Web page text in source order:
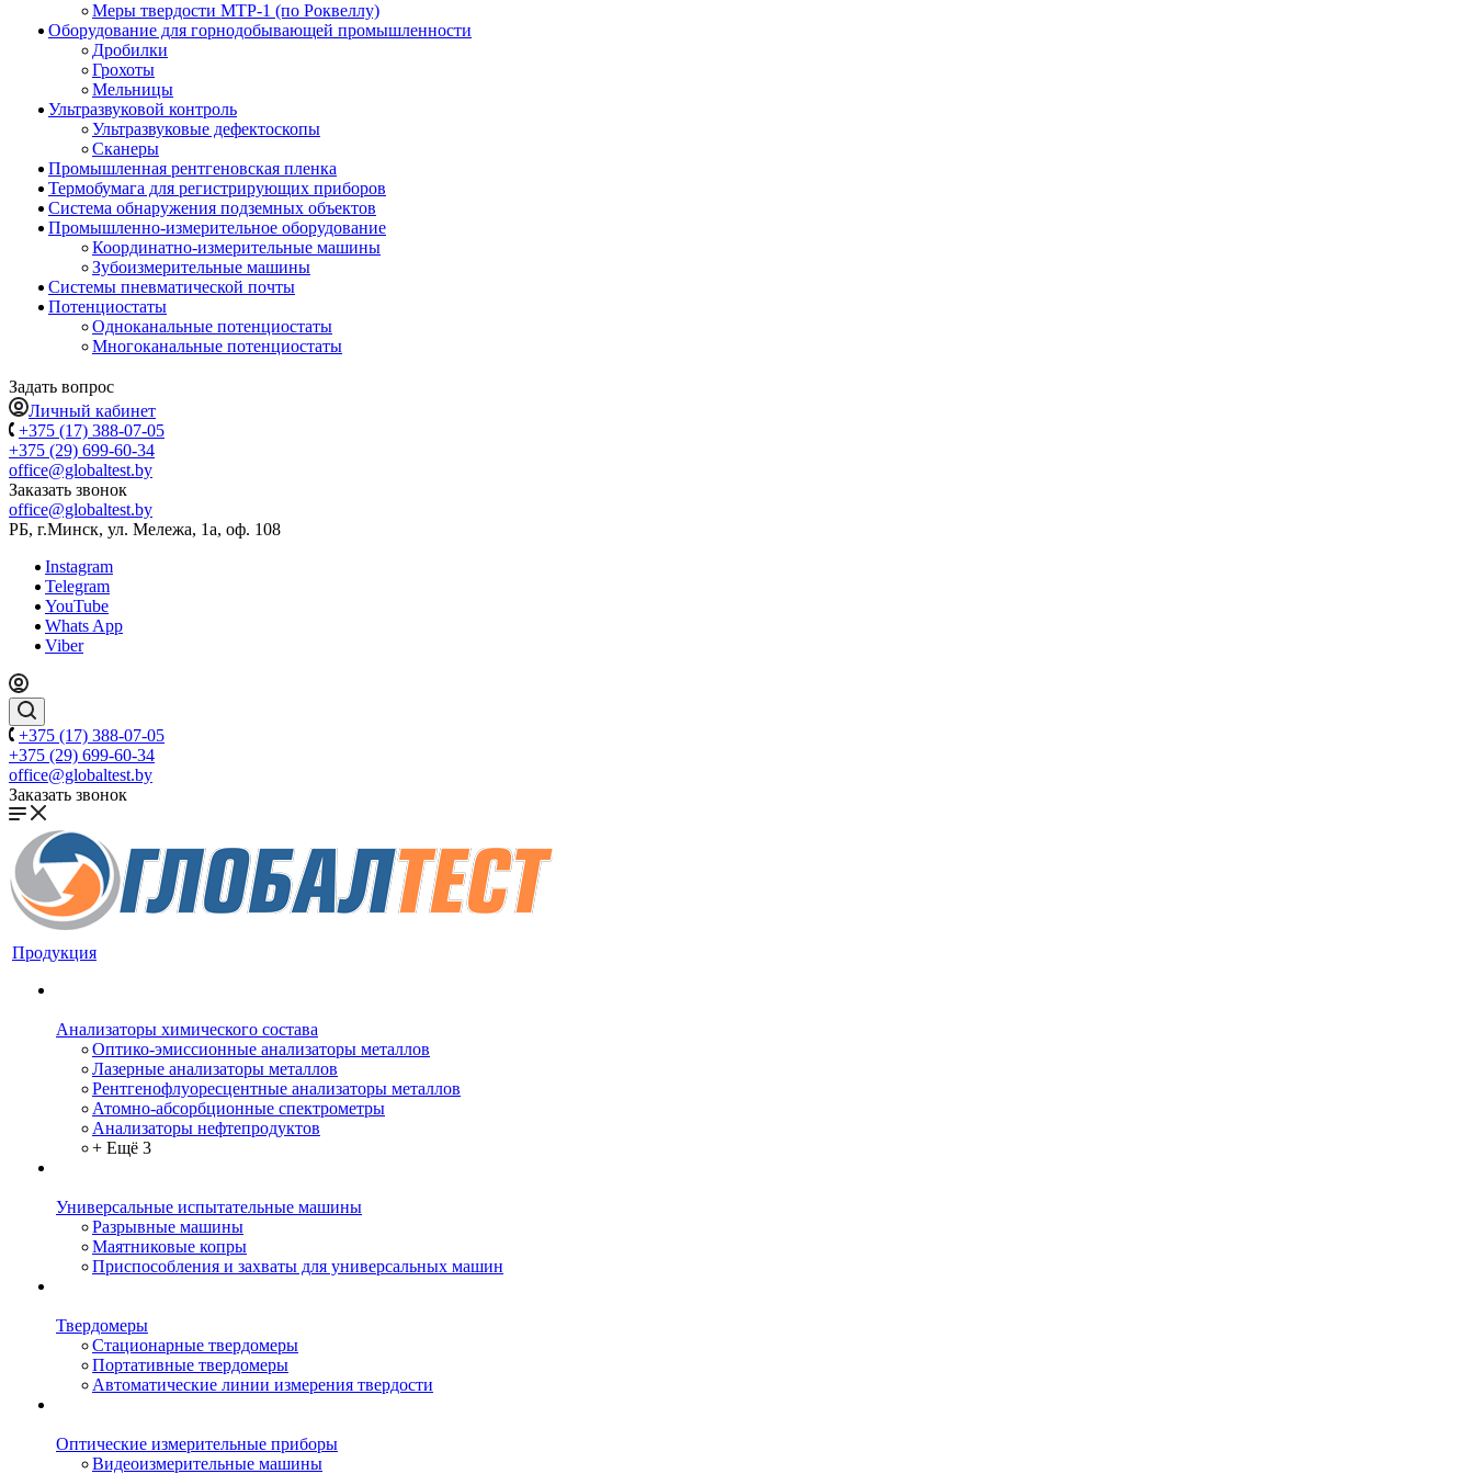
Меры твердости МТР-1 (по Роквеллу)
Оборудование для горнодобывающей промышленности
Дробилки
Грохоты
Мельницы
Ультразвуковой контроль
Ультразвуковые дефектоскопы
Сканеры
Промышленная рентгеновская пленка
Термобумага для регистрирующих приборов
Система обнаружения подземных объектов
Промышленно-измерительное оборудование
Координатно-измерительные машины
Зубоизмерительные машины
Системы пневматической почты
Потенциостаты
Одноканальные потенциостаты
Многоканальные потенциостаты
Задать вопрос
Личный кабинет
+375 (17) 388-07-05
+375 (29) 699-60-34
office@globaltest.by
Заказать звонок
office@globaltest.by
РБ, г.Минск, ул. Мележа, 1а, оф. 108
Instagram
Telegram
YouTube
Whats App
Viber
+375 (17) 388-07-05
+375 (29) 699-60-34
office@globaltest.by
Заказать звонок
Продукция
Анализаторы химического состава
Оптико-эмиссионные анализаторы металлов
Лазерные анализаторы металлов
Рентгенофлуоресцентные анализаторы металлов
Атомно-абсорбционные спектрометры
Анализаторы нефтепродуктов
+ Ещё 3
Универсальные испытательные машины
Разрывные машины
Маятниковые копры
Приспособления и захваты для универсальных машин
Твердомеры
Стационарные твердомеры
Портативные твердомеры
Автоматические линии измерения твердости
Оптические измерительные приборы
Видеоизмерительные машины